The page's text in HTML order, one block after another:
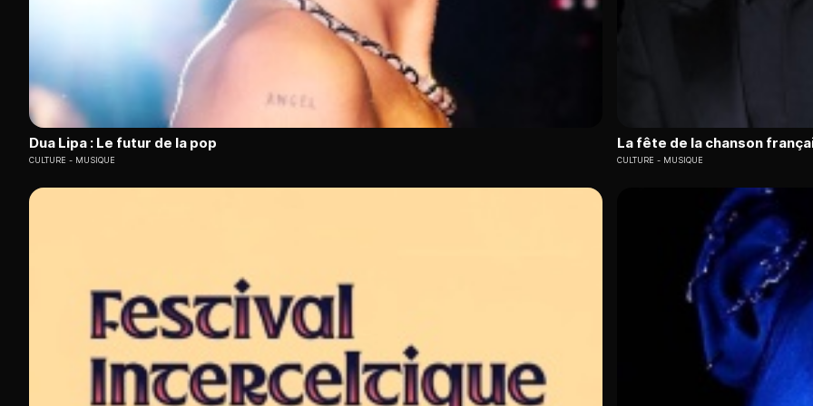
Dua Lipa : Le futur de la pop
CULTURE MUSIQUE
La fête de la chanson
CULTURE MUSIQUE